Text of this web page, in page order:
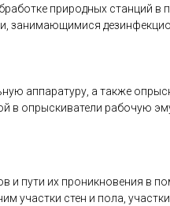
природных станций в
занимающимися
аппаратуру, а также
в опрыскиватели рабочую
и пути их проникновения в
участки стен и пола, участки